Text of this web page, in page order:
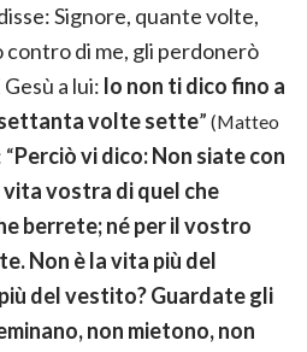
Signore, quante volte,
di me, gli perdonerò
a lui: lo non ti dico fino a
volte sette” (Matteo
Perciò vi dico: Non siate con
vostra di quel che
berrete; né per il vostro
Non è la vita più del
del vestito? Guardate gli
non mietono, non